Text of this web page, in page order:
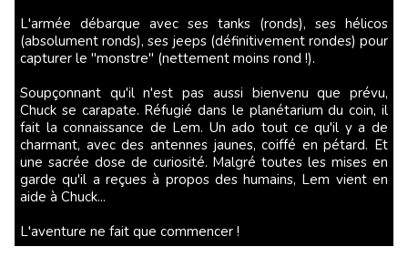
L'armée débarque avec ses tanks (ronds), ses hélicos
(absolument ronds), ses jeeps (définitivement rondes) pour
capturer le "monstre" (nettement moins rond !).
Soupçonnant qu'il n'est pas aussi bienvenu que prévu,
Chuck se carapate. Réfugié dans le planétarium du coin, il
fait la connaissance de Lem. Un ado tout ce qu'il y a de
charmant, avec des antennes jaunes, coiffé en pétard. Et
une sacrée dose de curiosité. Malgré toutes les mises en
garde qu'il a reçues à propos des humains, Lem vient en
aide à Chuck...
L'aventure ne fait que commencer !